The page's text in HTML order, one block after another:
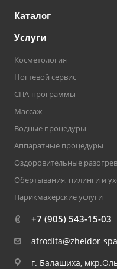
Каталог
Услуги
Косметология
Ногтевой сервис
СПА-программы
Массаж
Водные процедуры
Аппаратные процедуры
Оздоровительные
Обертывания, пилинги и
Парикмахерские услуги
+7 (905) 543-15-03
afrodita@zheldor-
г. Балашиха,